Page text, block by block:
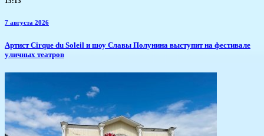
7 августа 2026
Артист Cirque du Soleil и шоу Славы Полунина выступит на фестивале
уличных театров